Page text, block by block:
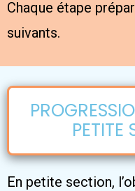
Chaque étape
suivants.
PETITE
En petite section,